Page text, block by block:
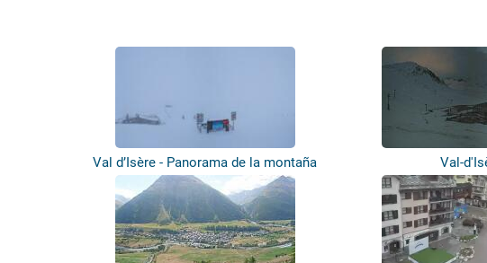
Val d’Isère - Panorama de la montaña Val-